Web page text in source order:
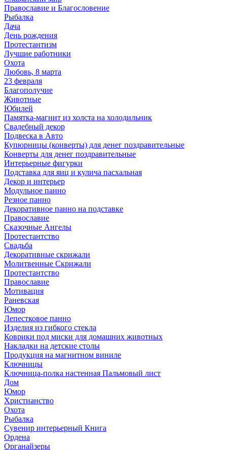
Православие и Благословение
Рыбалка
Дача
День рождения
Протестантизм
Лучшие работники
Охота
Любовь, 8 марта
23 февраля
Благополучие
Животные
Юбилей
Памятка-магнит из холста на холодильник
Свадебный декор
Подвеска в Авто
Купюрницы (конверты) для денег поздравительные
Конверты для денег поздравительные
Интерьерные фигурки
Подставка для яиц и кулича пасхальная
Декор и интерьер
Модульное панно
Резное панно
Декоративное панно на подставке
Православие
Сказочные Ангелы
Протестантство
Свадьба
Декоративные скрижали
Молитвенные Скрижали
Протестантство
Православие
Мотивация
Раневская
Юмор
Лепестковое панно
Изделия из гибкого стекла
Коврики под миски для домашних животных
Накладки на детские столы
Продукция на магнитном виниле
Ключницы
Ключница-полка настенная Пальмовый лист
Дом
Юмор
Христианство
Охота
Рыбалка
Сувенир интерьерный Книга
Ордена
Органайзеры